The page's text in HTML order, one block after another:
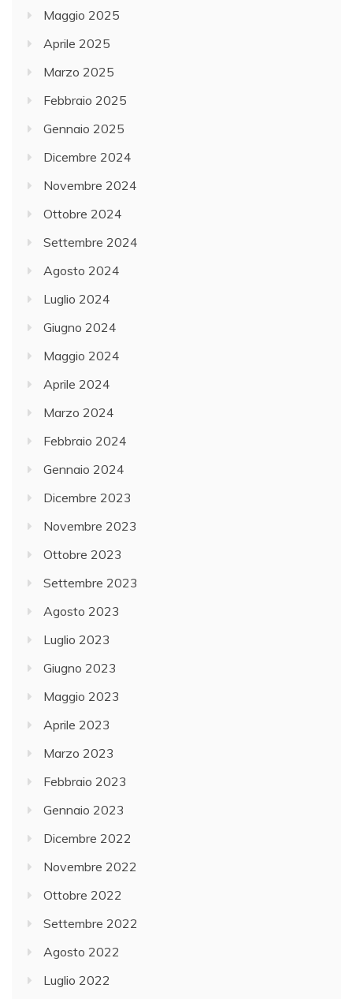
Maggio 2025
Aprile 2025
Marzo 2025
Febbraio 2025
Gennaio 2025
Dicembre 2024
Novembre 2024
Ottobre 2024
Settembre 2024
Agosto 2024
Luglio 2024
Giugno 2024
Maggio 2024
Aprile 2024
Marzo 2024
Febbraio 2024
Gennaio 2024
Dicembre 2023
Novembre 2023
Ottobre 2023
Settembre 2023
Agosto 2023
Luglio 2023
Giugno 2023
Maggio 2023
Aprile 2023
Marzo 2023
Febbraio 2023
Gennaio 2023
Dicembre 2022
Novembre 2022
Ottobre 2022
Settembre 2022
Agosto 2022
Luglio 2022